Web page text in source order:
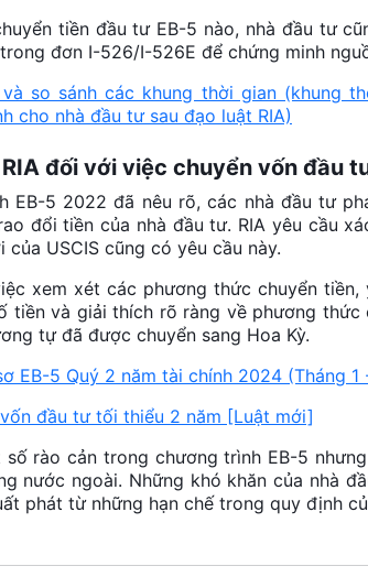
tiền đầu tư EB-5 nào, nhà đầu tư
đơn I-526/I-526E để chứng minh
so sánh các khung thời gian (khung
cho nhà đầu tư sau đạo luật RIA)
đối với việc chuyển vốn đầu
EB-5 2022 đã nêu rõ, các nhà đầu tư
đổi tiền của nhà đầu tư. RIA yêu cầu
USCIS cũng có yêu cầu này.
xem xét các phương thức chuyển
tiền và giải thích rõ ràng về phương thức
tự đã được chuyển sang Hoa Kỳ.
EB-5 Quý 2 năm tài chính 2024 (Tháng
đầu tư tối thiểu 2 năm [Luật mới]
rào cản trong chương trình EB-5
nước ngoài. Những khó khăn của nhà
phát từ những hạn chế trong quy định